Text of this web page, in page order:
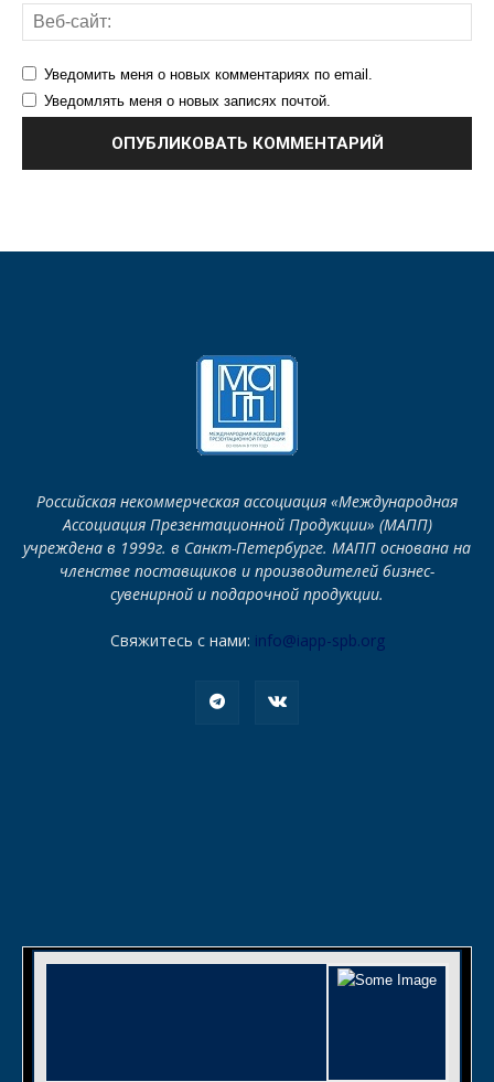
Уведомить меня о новых комментариях по email.
Уведомлять меня о новых записях почтой.
Российская некоммерческая ассоциация «Международная
Ассоциация Презентационной Продукции» (МАПП)
учреждена в 1999г. в Санкт-Петербурге. МАПП основана на
членстве поставщиков и производителей бизнес-
сувенирной и подарочной продукции.
Свяжитесь с нами: info@iapp-spb.org